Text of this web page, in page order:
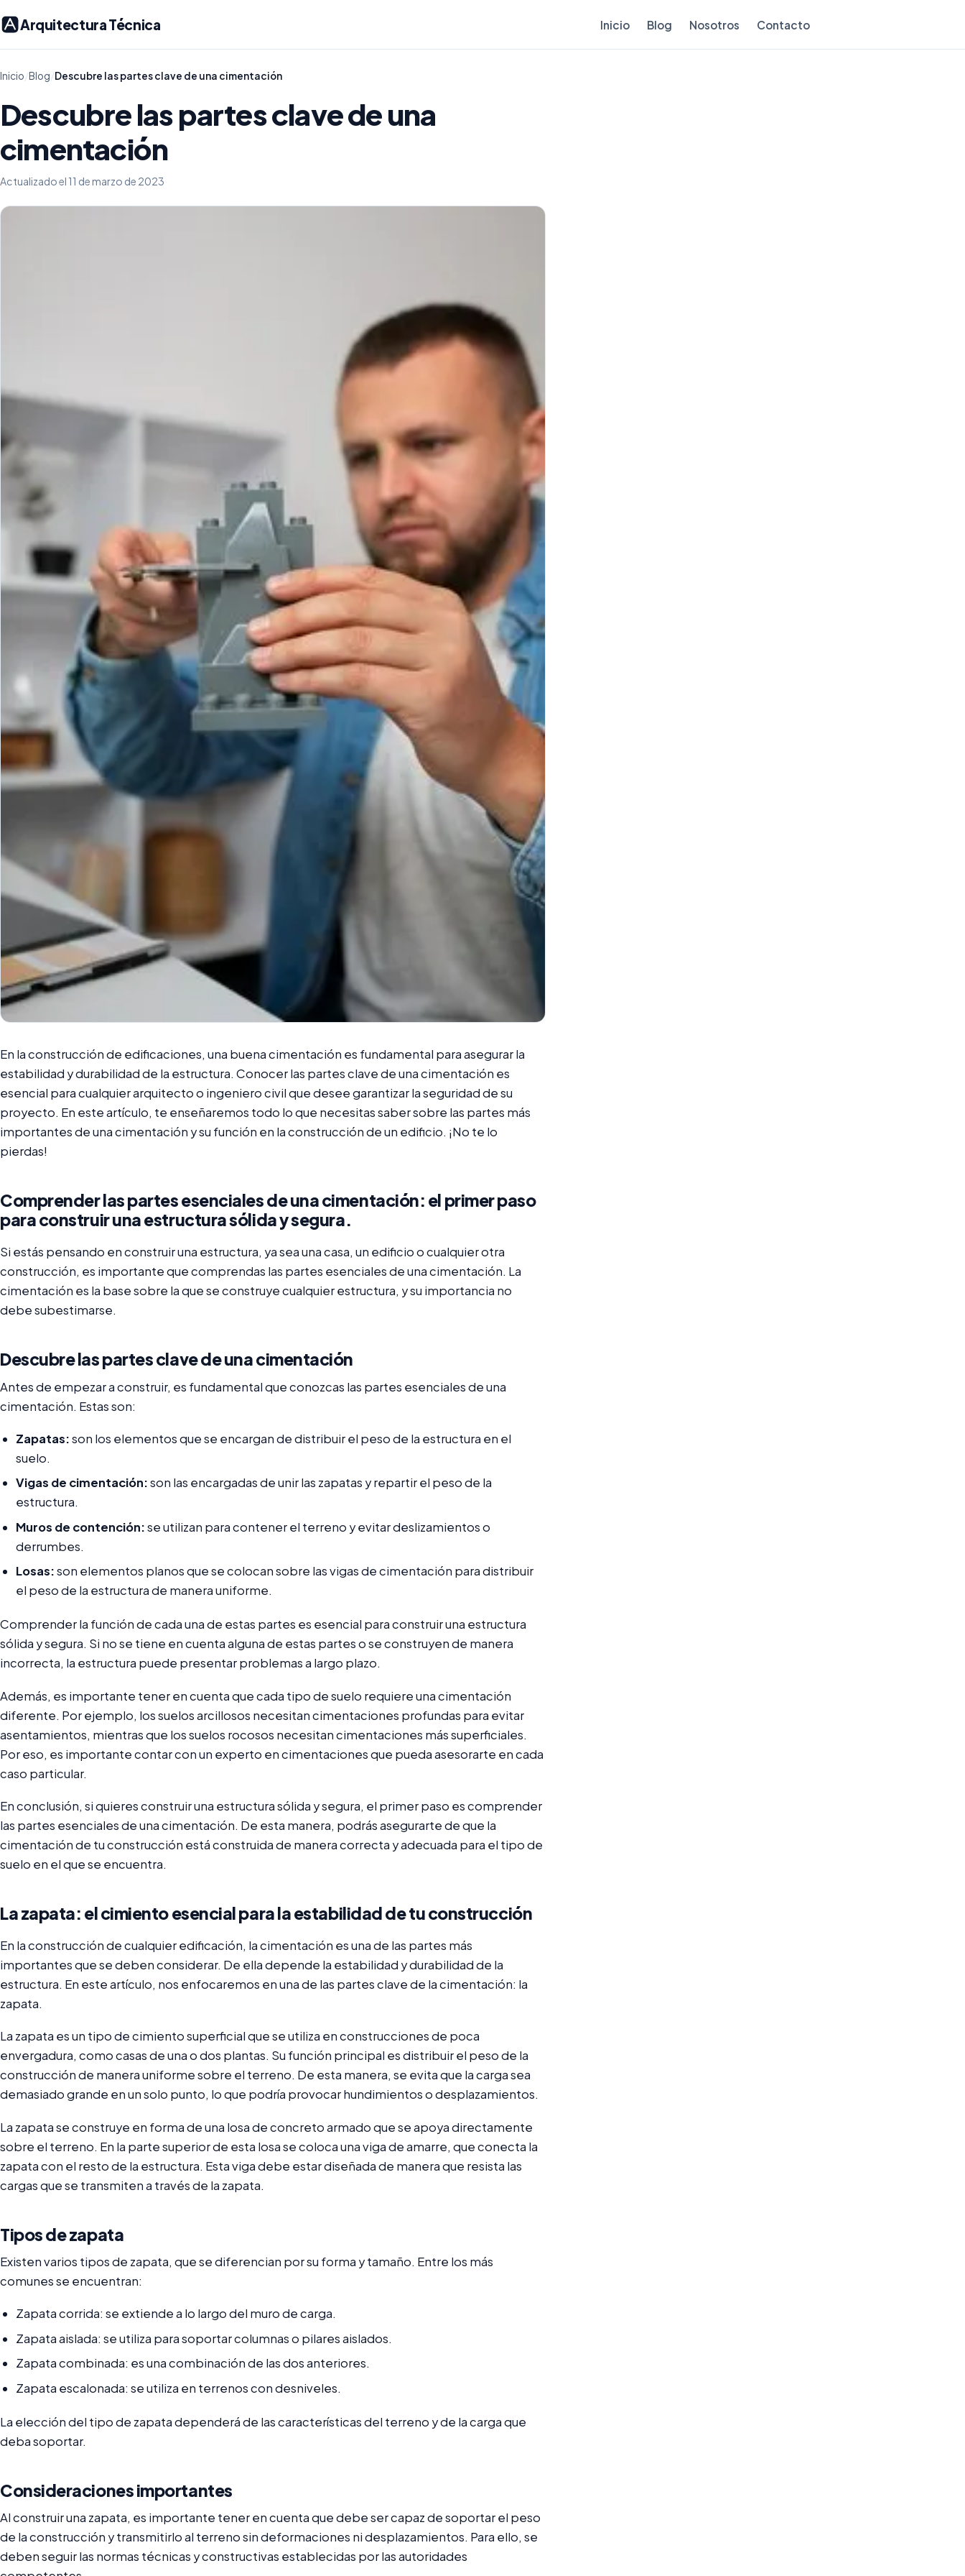
Arquitectura Técnica Inicio Blog Nosotros Contacto
Inicio/Blog/Descubre las partes clave de una cimentación
Descubre las partes clave de una
cimentación
Actualizado el 11 de marzo de 2023
En la construcción de edificaciones, una buena cimentación es fundamental para asegurar la
estabilidad y durabilidad de la estructura. Conocer las partes clave de una cimentación es
esencial para cualquier arquitecto o ingeniero civil que desee garantizar la seguridad de su
proyecto. En este artículo, te enseñaremos todo lo que necesitas saber sobre las partes más
importantes de una cimentación y su función en la construcción de un edificio. ¡No te lo
pierdas!
Comprender las partes esenciales de una cimentación: el primer paso
para construir una estructura sólida y segura.
Si estás pensando en construir una estructura, ya sea una casa, un edificio o cualquier otra
construcción, es importante que comprendas las partes esenciales de una cimentación. La
cimentación es la base sobre la que se construye cualquier estructura, y su importancia no
debe subestimarse.
Descubre las partes clave de una cimentación
Antes de empezar a construir, es fundamental que conozcas las partes esenciales de una
cimentación. Estas son:
Zapatas:son los elementos que se encargan de distribuir el peso de la estructura en el
suelo.
Vigas de cimentación:son las encargadas de unir las zapatas y repartir el peso de la
estructura.
Muros de contención:se utilizan para contener el terreno y evitar deslizamientos o
derrumbes.
Losas:son elementos planos que se colocan sobre las vigas de cimentación para distribuir
el peso de la estructura de manera uniforme.
Comprender la función de cada una de estas partes es esencial para construir una estructura
sólida y segura. Si no se tiene en cuenta alguna de estas partes o se construyen de manera
incorrecta, la estructura puede presentar problemas a largo plazo.
Además, es importante tener en cuenta que cada tipo de suelo requiere una cimentación
diferente. Por ejemplo, los suelos arcillosos necesitan cimentaciones profundas para evitar
asentamientos, mientras que los suelos rocosos necesitan cimentaciones más superficiales.
Por eso, es importante contar con un experto en cimentaciones que pueda asesorarte en cada
caso particular.
En conclusión, si quieres construir una estructura sólida y segura, el primer paso es comprender
las partes esenciales de una cimentación. De esta manera, podrás asegurarte de que la
cimentación de tu construcción está construida de manera correcta y adecuada para el tipo de
suelo en el que se encuentra.
La zapata: el cimiento esencial para la estabilidad de tu construcción
En la construcción de cualquier edificación, la cimentación es una de las partes más
importantes que se deben considerar. De ella depende la estabilidad y durabilidad de la
estructura. En este artículo, nos enfocaremos en una de las partes clave de la cimentación: la
zapata.
La zapata es un tipo de cimiento superficial que se utiliza en construcciones de poca
envergadura, como casas de una o dos plantas. Su función principal es distribuir el peso de la
construcción de manera uniforme sobre el terreno. De esta manera, se evita que la carga sea
demasiado grande en un solo punto, lo que podría provocar hundimientos o desplazamientos.
La zapata se construye en forma de una losa de concreto armado que se apoya directamente
sobre el terreno. En la parte superior de esta losa se coloca una viga de amarre, que conecta la
zapata con el resto de la estructura. Esta viga debe estar diseñada de manera que resista las
cargas que se transmiten a través de la zapata.
Tipos de zapata
Existen varios tipos de zapata, que se diferencian por su forma y tamaño. Entre los más
comunes se encuentran:
Zapata corrida: se extiende a lo largo del muro de carga.
Zapata aislada: se utiliza para soportar columnas o pilares aislados.
Zapata combinada: es una combinación de las dos anteriores.
Zapata escalonada: se utiliza en terrenos con desniveles.
La elección del tipo de zapata dependerá de las características del terreno y de la carga que
deba soportar.
Consideraciones importantes
Al construir una zapata, es importante tener en cuenta que debe ser capaz de soportar el peso
de la construcción y transmitirlo al terreno sin deformaciones ni desplazamientos. Para ello, se
deben seguir las normas técnicas y constructivas establecidas por las autoridades